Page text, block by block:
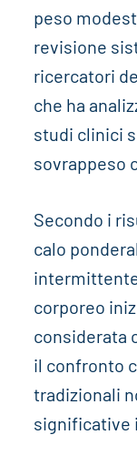
peso
revisione
ricercatori
che ha
studi clinici
sovrappeso
Secondo i
calo
corporeo
considerata
il confronto
tradizionali
significative